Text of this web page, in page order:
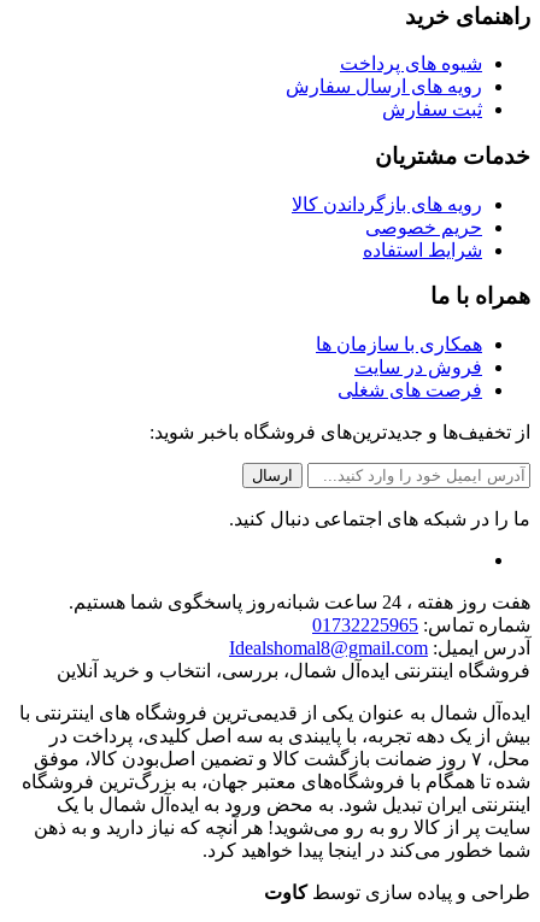
راهنمای خرید
شیوه های پرداخت
رویه های ارسال سفارش
ثبت سفارش
خدمات مشتریان
رویه های بازگرداندن کالا
حریم خصوصی
شرایط استفاده
همراه با ما
همکاری با سازمان ها
فروش در سایت
فرصت های شغلی
از تخفیف‌ها و جدیدترین‌های فروشگاه باخبر شوید:
ما را در شبکه های اجتماعی دنبال کنید.
هفت روز هفته ، 24 ساعت شبانه‌روز پاسخگوی شما هستیم.
شماره تماس: 01732225965
آدرس ایمیل: Idealshomal8@gmail.com
فروشگاه اینترنتی ایده‌آل شمال، بررسی، انتخاب و خرید آنلاین
ایده‌آل شمال به عنوان یکی از قدیمی‌ترین فروشگاه های اینترنتی با
بیش از یک دهه تجربه، با پایبندی به سه اصل کلیدی، پرداخت در
محل، ۷ روز ضمانت بازگشت کالا و تضمین اصل‌بودن کالا، موفق
شده تا همگام با فروشگاه‌های معتبر جهان، به بزرگ‌ترین فروشگاه
اینترنتی ایران تبدیل شود. به محض ورود به ایده‌آل شمال با یک
سایت پر از کالا رو به رو می‌شوید! هر آنچه که نیاز دارید و به ذهن
شما خطور می‌کند در اینجا پیدا خواهید کرد.
طراحی و پیاده سازی توسطکاوت